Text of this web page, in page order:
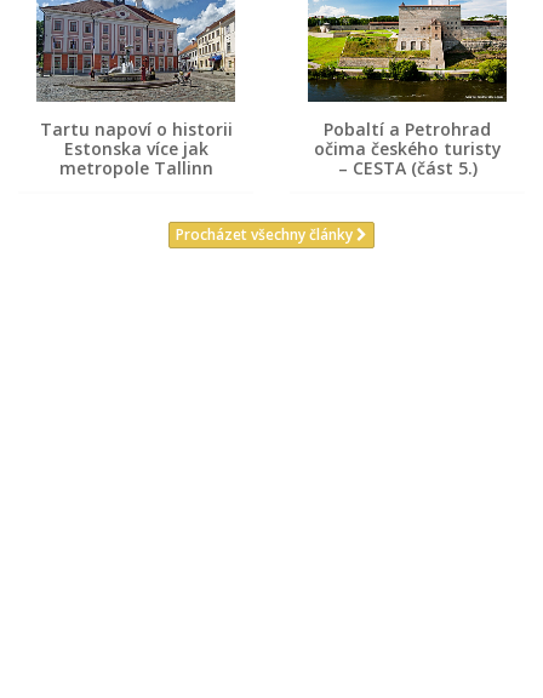
Tartu napoví o historii
Estonska více jak
metropole Tallinn
Pobaltí a Petrohrad
očima českého turisty
– CESTA (část 5.)
Procházet všechny články